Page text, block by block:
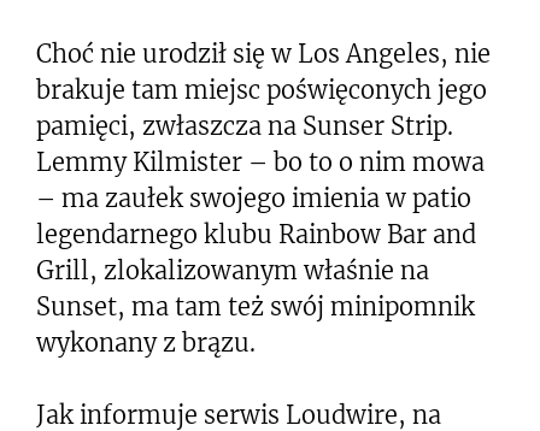
Choć nie urodził się w Los Angeles, nie
brakuje tam miejsc poświęconych jego
pamięci, zwłaszcza na Sunser Strip.
Lemmy Kilmister – bo to o nim mowa
– ma zaułek swojego imienia w patio
legendarnego klubu Rainbow Bar and
Grill, zlokalizowanym właśnie na
Sunset, ma tam też swój minipomnik
wykonany z brązu.
Jak informuje serwis Loudwire, na